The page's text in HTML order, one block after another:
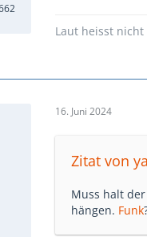
Laut heisst
16. Juni 2024
Zitat von
Muss halt
hängen. Funk